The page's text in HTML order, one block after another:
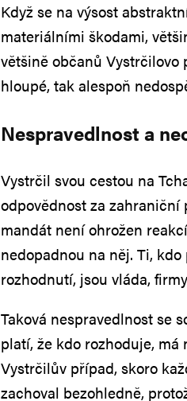
Když se na výsost
materiálními škodami,
většině občanů
hloupé, tak alespoň
Nespravedlnost a
Vystrčil svou cestou na
odpovědnost za
mandát není ohrožen
nedopadnou na něj. Ti,
rozhodnutí, jsou vláda,
Taková nespravedlnost se
platí, že kdo rozhoduje,
Vystrčilův případ, skoro
zachoval bezohledně,